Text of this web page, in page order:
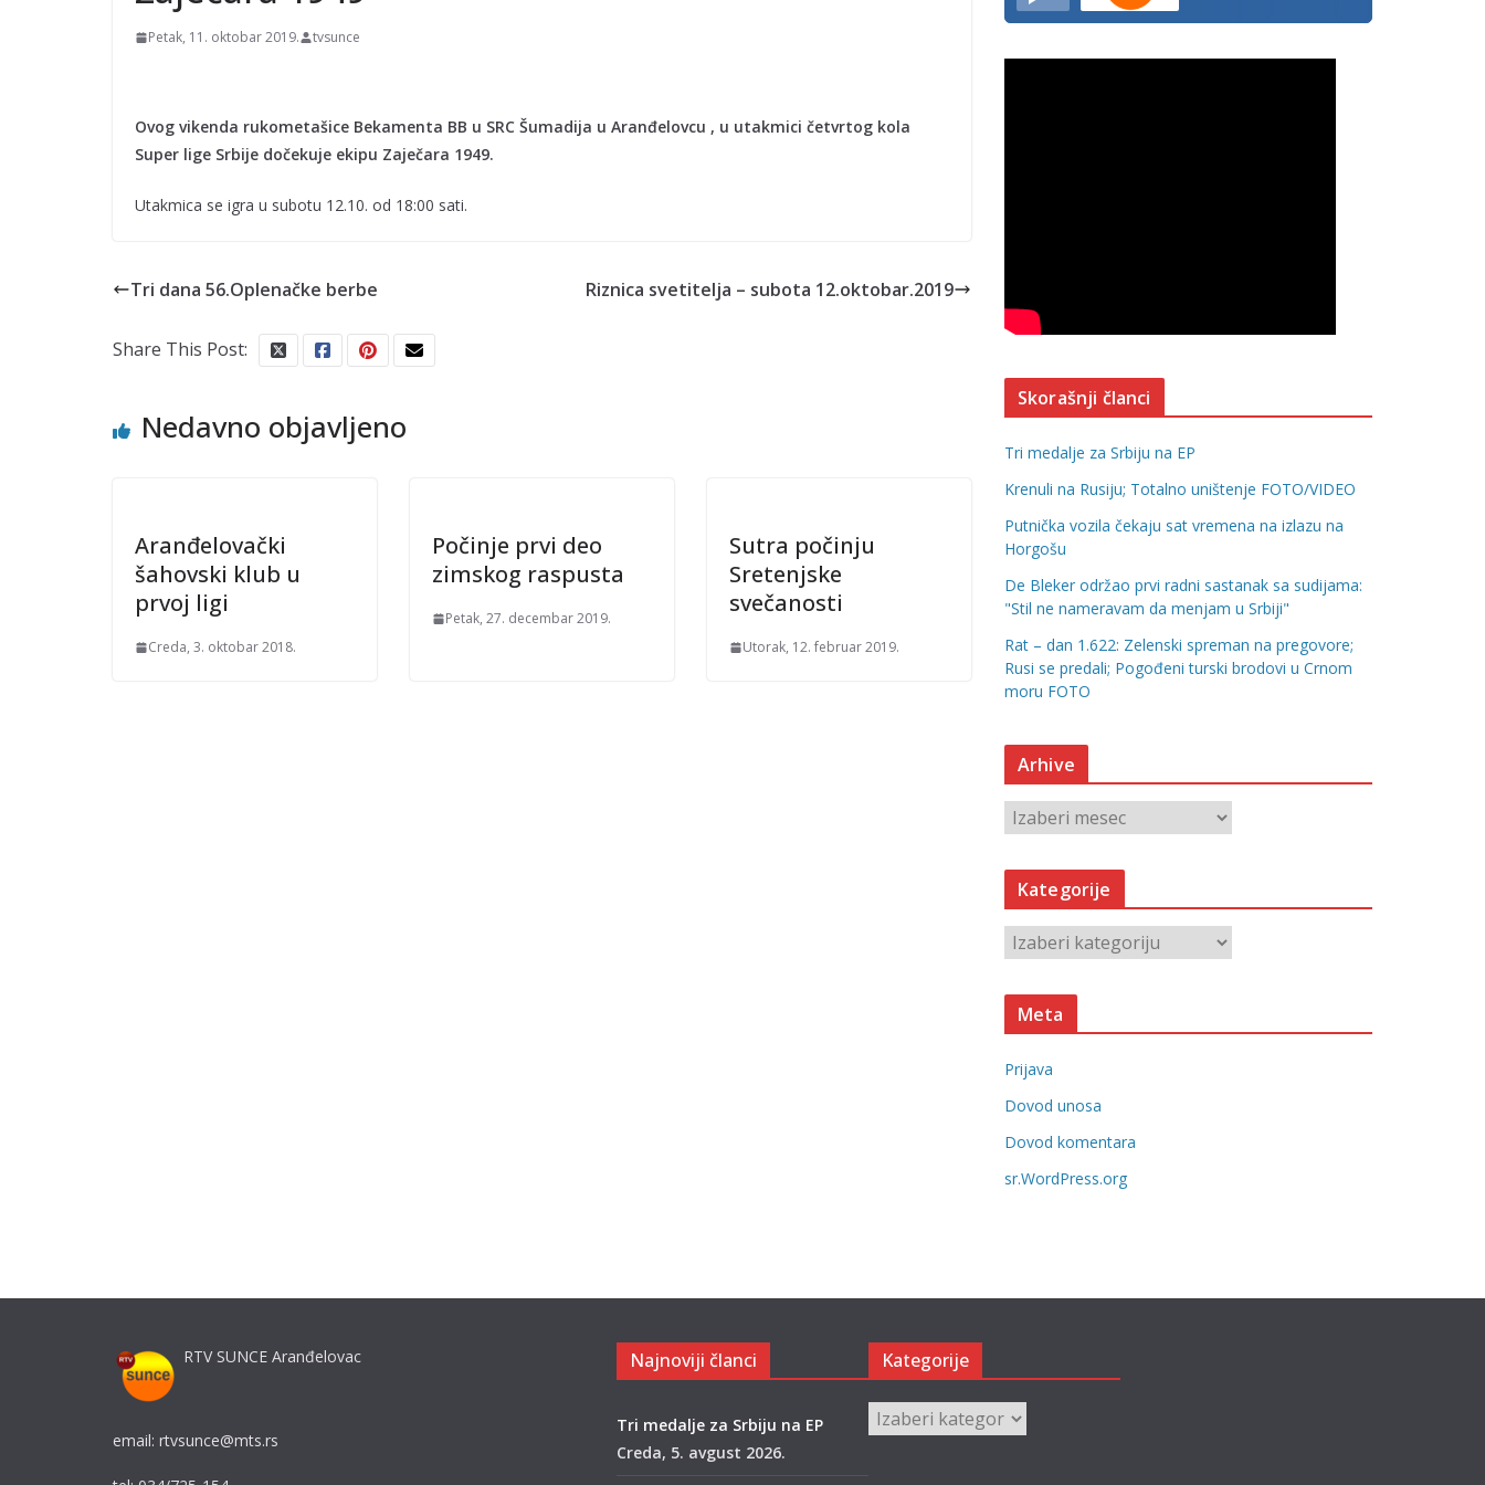
Petak, 11. oktobar 2019. tvsunce
Ovog vikenda rukometašice Bekamenta BB u SRC Šumadija u Aranđelovcu , u utakmici četvrtog kola
Super lige Srbije dočekuje ekipu Zaječara 1949.
Utakmica se igra u subotu 12.10. od 18:00 sati.
Tri dana 56.Oplenačke berbe Riznica svetitelja – subota 12.oktobar.2019
Share This Post:
Nedavno objavljeno
Aranđelovački
šahovski klub u
prvoj ligi
Creda, 3. oktobar 2018.
Počinje prvi deo
zimskog raspusta
Petak, 27. decembar 2019.
Sutra počinju
Sretenjske
svečanosti
Utorak, 12. februar 2019.
Skorašnji članci
Tri medalje za Srbiju na EP
Krenuli na Rusiju; Totalno uništenje FOTO/VIDEO
Putnička vozila čekaju sat vremena na izlazu na
Horgošu
De Bleker održao prvi radni sastanak sa sudijama:
"Stil ne nameravam da menjam u Srbiji"
Rat – dan 1.622: Zelenski spreman na pregovore;
Rusi se predali; Pogođeni turski brodovi u Crnom
moru FOTO
Arhive
r
h
v
Kategorije
a
t
o
r
i
e
Meta
Prijava
Dovod unosa
Dovod komentara
sr.WordPress.org
RTV SUNCE Aranđelovac
email: rtvsunce@mts.rs
Najnoviji članci
Tri medalje za Srbiju na EP
Creda, 5. avgust 2026.
Kategorije
Kategorije